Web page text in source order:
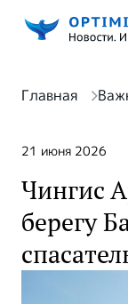
Главная
21 июня 2026
Чингис
берегу